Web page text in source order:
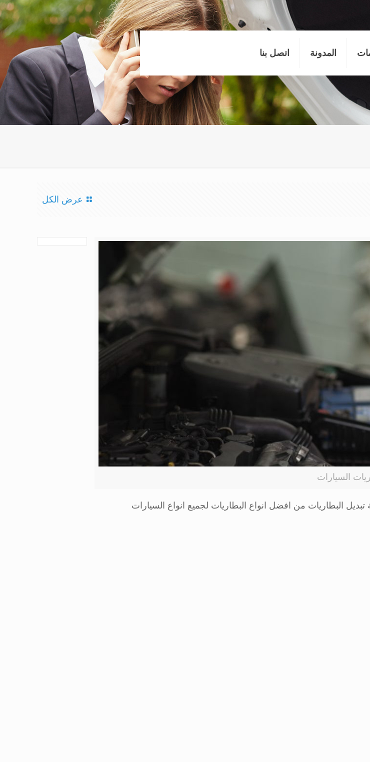
المدونة اتصل بنا
عرض الكل
السيارات
البطاريات من افضل انواع البطاريات لجميع انواع السيارات